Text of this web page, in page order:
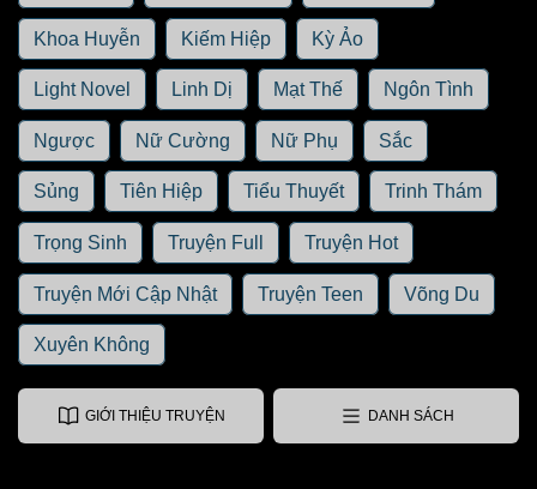
Khoa Huyễn Kiếm Hiệp Kỳ Ảo
Light Novel Linh Dị Mạt Thế Ngôn Tình
Ngược Nữ Cường Nữ Phụ Sắc
Sủng Tiên Hiệp Tiểu Thuyết Trinh Thám
Trọng Sinh Truyện Full Truyện Hot
Truyện Mới Cập Nhật Truyện Teen Võng Du
Xuyên Không
GIỚI THIỆU TRUYỆN DANH SÁCH